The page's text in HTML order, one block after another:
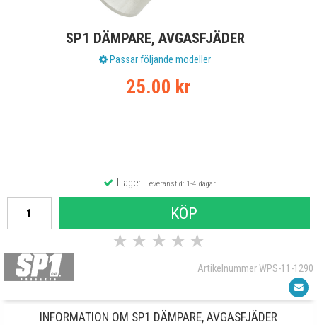
SP1 DÄMPARE, AVGASFJÄDER
Passar följande modeller
25.00 kr
I lagerLeveranstid: 1-4 dagar
KÖP
★ ★ ★ ★ ★
Artikelnummer WPS-11-1290
INFORMATION OM SP1 DÄMPARE, AVGASFJÄDER